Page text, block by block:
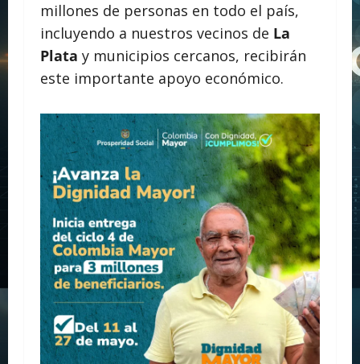
millones de personas en todo el país,
incluyendo a nuestros vecinos de La
Plata y municipios cercanos, recibirán
este importante apoyo económico.